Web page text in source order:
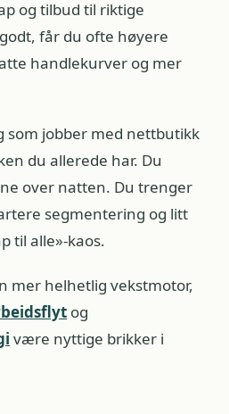
og tilbud til riktige
får du ofte høyere
handlekurver og mer
som jobber med nettbutikk
du allerede har. Du
over natten. Du trenger
segmentering og litt
til alle»-kaos.
mer helhetlig vekstmotor,
og
være nyttige brikker i